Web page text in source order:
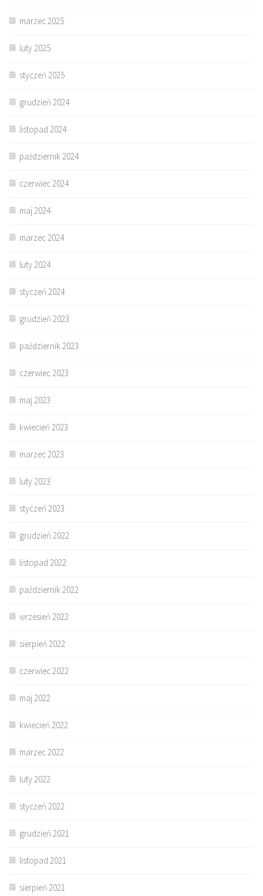
marzec 2025
luty 2025
styczeń 2025
grudzień 2024
listopad 2024
październik 2024
czerwiec 2024
maj 2024
marzec 2024
luty 2024
styczeń 2024
grudzień 2023
październik 2023
czerwiec 2023
maj 2023
kwiecień 2023
marzec 2023
luty 2023
styczeń 2023
grudzień 2022
listopad 2022
październik 2022
wrzesień 2022
sierpień 2022
czerwiec 2022
maj 2022
kwiecień 2022
marzec 2022
luty 2022
styczeń 2022
grudzień 2021
listopad 2021
sierpień 2021